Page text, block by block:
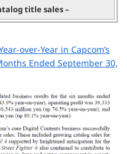
title sales –
over-Year in Capcom’s
Ended September 30,